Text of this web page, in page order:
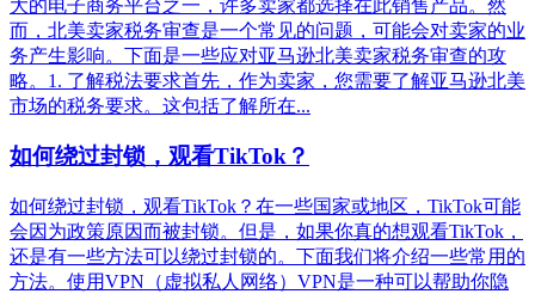
大的电子商务平台之一，许多卖家都选择在此销售产品。然
而，北美卖家税务审查是一个常见的问题，可能会对卖家的业
务产生影响。下面是一些应对亚马逊北美卖家税务审查的攻
略。1. 了解税法要求首先，作为卖家，您需要了解亚马逊北美
市场的税务要求。这包括了解所在...
如何绕过封锁，观看TikTok？
如何绕过封锁，观看TikTok？在一些国家或地区，TikTok可能
会因为政策原因而被封锁。但是，如果你真的想观看TikTok，
还是有一些方法可以绕过封锁的。下面我们将介绍一些常用的
方法。使用VPN（虚拟私人网络）VPN是一种可以帮助你隐